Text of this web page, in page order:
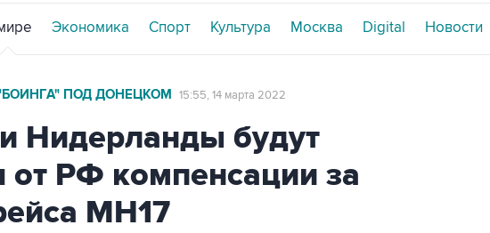
Экономика Спорт Культура Москва Digital Новости
ПОД ДОНЕЦКОМ 15:55, 14 марта 2022
Нидерланды будут
от РФ компенсации за
MH17